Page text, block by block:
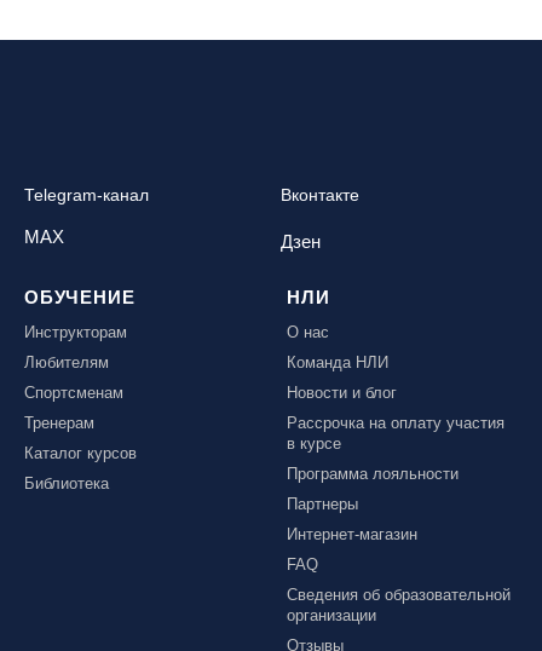
Telegram-канал Вконтакте
MAX Дзен
ОБУЧЕНИЕ
Инструкторам
Любителям
Спортсменам
Тренерам
Каталог курсов
Библиотека
НЛИ
О нас
Команда НЛИ
Новости и блог
Рассрочка на оплату участия
в курсе
Программа лояльности
Партнеры
Интернет-магазин
FAQ
Сведения об образовательной
организации
Отзывы